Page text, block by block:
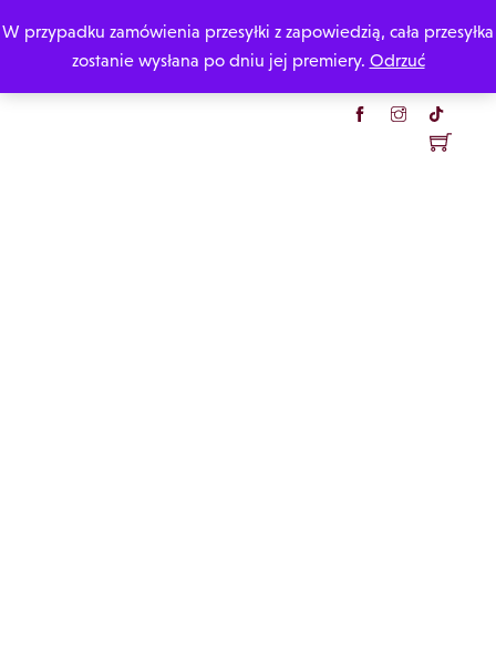
to
W przypadku zamówienia przesyłki z zapowiedzią, cała przesyłka
zostanie wysłana po dniu jej premiery. Odrzuć
Katarzyna Rzepecka
Menu